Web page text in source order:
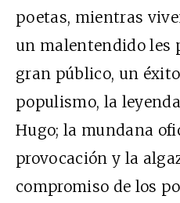
poetas, mientras
un malentendido les
gran público, un
populismo, la
Hugo; la mundana
provocación y la
compromiso de los